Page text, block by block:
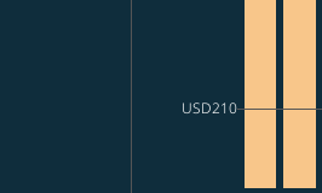
USD210